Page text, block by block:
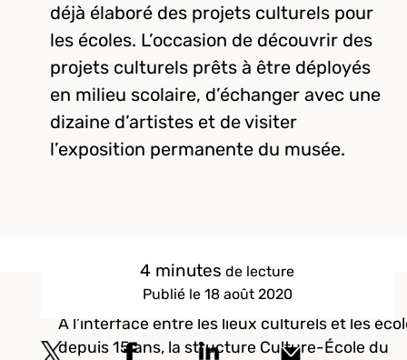
déjà élaboré des projets culturels pour
les écoles. L’occasion de découvrir des
projets culturels prêts à être déployés
en milieu scolaire, d’échanger avec une
dizaine d’artistes et de visiter
l’exposition permanente du musée.
4 minutes de lecture
Publié le 18 août 2020
A l’interface entre les lieux culturels et les
depuis 15 ans, la structure Culture-École du